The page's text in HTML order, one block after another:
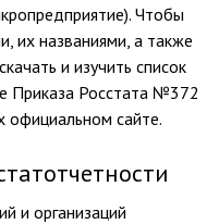
Чтобы
их названиями, а также
и изучить список
Приказа Росстата №372
официальном сайте.
и организаций